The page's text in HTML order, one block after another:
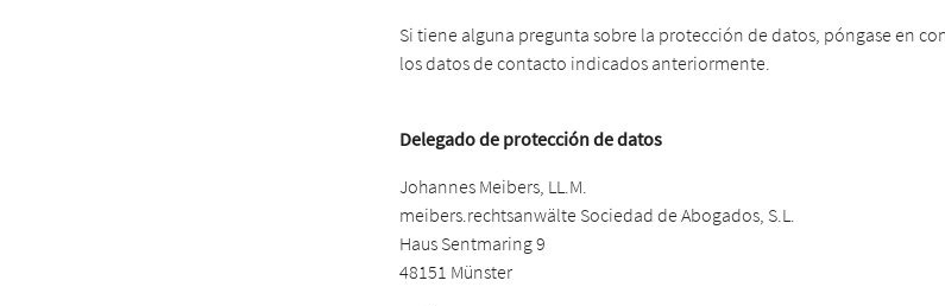
Si tiene alguna pregunta sobre la protección de datos, póngase en
los datos de contacto indicados anteriormente.
Delegado de protección de datos
Johannes Meibers, LL.M.
meibers.rechtsanwälte Sociedad de Abogados, S.L.
Haus Sentmaring 9
48151 Münster